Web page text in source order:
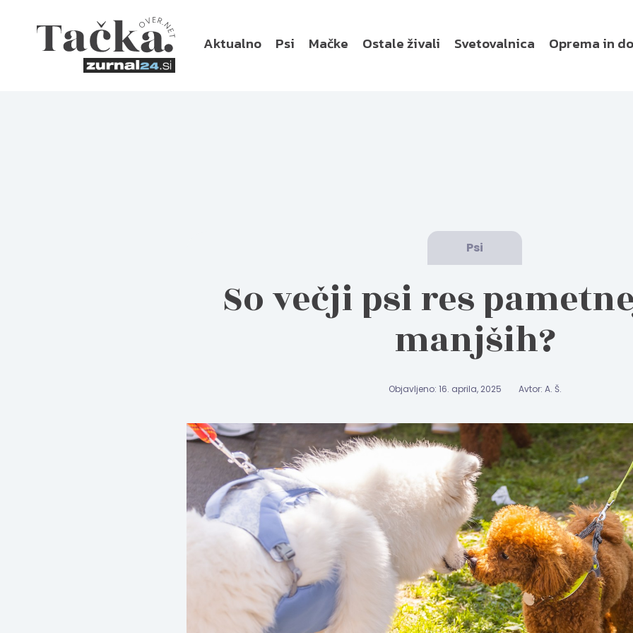
Aktualno Psi Mačke Ostale živali Svetovalnica Oprema in
Psi
So večji psi res
manjših?
Objavljeno: 16. aprila, 2025 Avtor: A. Š.